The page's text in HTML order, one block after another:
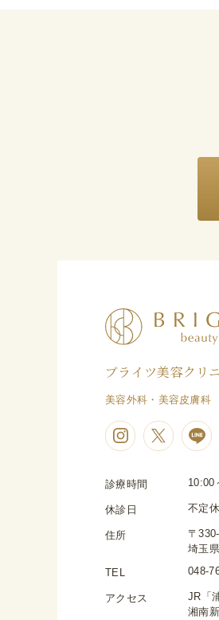
ブライツ美容クリ
美容外科・美容皮膚科
診療時間 10:00
休診日 不定休
住所
〒
埼玉
TEL 048-
アクセス
JR「
湘南